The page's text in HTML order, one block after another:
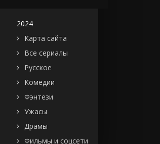
2024
Карта сайта
Все сериалы
Русское
Комедии
Фэнтези
Ужасы
Драмы
Фильмы и соцсети